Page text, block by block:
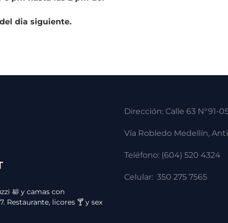
dia siguiente.
🛀 y camas con
Restaurante, licores 🍸 y sex
Dirección: Calle 63 N°91-
Vía Robledo Medellín,
Teléfono: (604) 520 4324
Celular: 350 275 7565